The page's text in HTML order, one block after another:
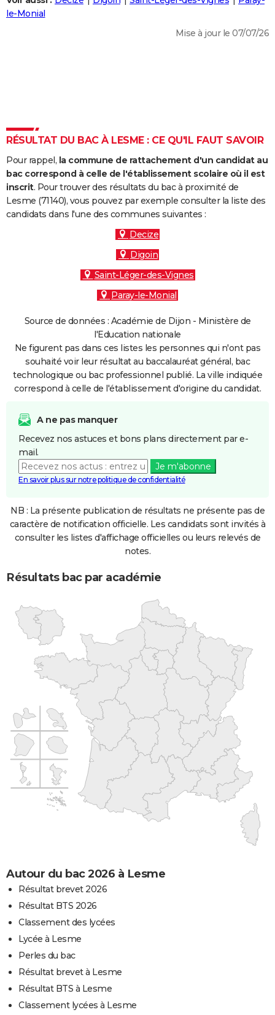
Destinations
City break
Voyage nature
Voyage de noces
Forum
Climat
+
PHOTO
Dictionnaire
Biographies
Citations
Expressions
Proverbes
PROGRAMME TV
COPAINS D'AVANT
S'inscrire
Se connecter
Lycées
Collèges
Primaires
Universités
Entreprises
Service militaire
Avis de recherche
AVIS DE DÉCÈS
FORUM
le-Monial
Mise à jour le 07/07/26
RÉSULTAT DU BAC À LESME : CE QU'IL FAUT SAVOIR
Pour rappel, la commune de rattachement d'un candidat au
bac correspond à celle de l'établissement scolaire où il est
inscrit. Pour trouver des résultats du bac à proximité de
Lesme (71140), vous pouvez par exemple consulter la liste des
candidats dans l'une des communes suivantes :
Decize
Digoin
Saint-Léger-des-Vignes
Paray-le-Monial
Source de données : Académie de Dijon - Ministère de
l'Education nationale
Ne figurent pas dans ces listes les personnes qui n'ont pas
souhaité voir leur résultat au baccalauréat général, bac
technologique ou bac professionnel publié. La ville indiquée
correspond à celle de l'établissement d'origine du candidat.
A ne pas manquer
Recevez nos astuces et bons plans directement par e-
mail.
Je m'abonne
En savoir plus sur notre politique de confidentialité
NB : La présente publication de résultats ne présente pas de
caractère de notification officielle. Les candidats sont invités à
consulter les listes d'affichage officielles ou leurs relevés de
notes.
Résultats bac par académie
Autour du bac 2026 à Lesme
Résultat brevet 2026
Résultat BTS 2026
Classement des lycées
Lycée à Lesme
Perles du bac
Résultat brevet à Lesme
Résultat BTS à Lesme
Classement lycées à Lesme